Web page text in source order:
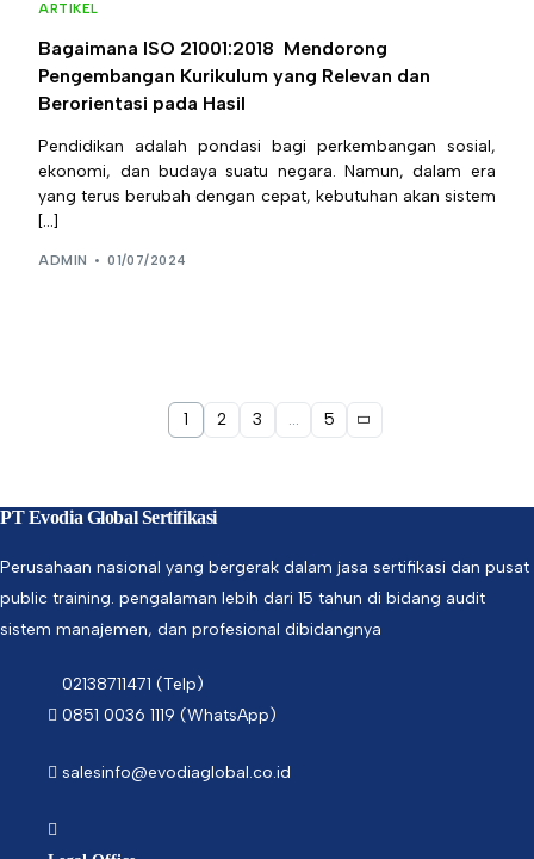
ARTIKEL
Bagaimana ISO 21001:2018 Mendorong
Pengembangan Kurikulum yang Relevan dan
Berorientasi pada Hasil
Pendidikan adalah pondasi bagi perkembangan sosial,
ekonomi, dan budaya suatu negara. Namun, dalam era
yang terus berubah dengan cepat, kebutuhan akan sistem
[…]
ADMIN 01/07/2024
1 2 3 … 5
PT Evodia Global Sertifikasi
Perusahaan nasional yang bergerak dalam jasa sertifikasi dan pusat
public training. pengalaman lebih dari 15 tahun di bidang audit
sistem manajemen, dan profesional dibidangnya
02138711471 (Telp)
0851 0036 1119 (WhatsApp)
salesinfo@evodiaglobal.co.id